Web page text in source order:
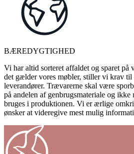
BÆREDYGTIGHED
Vi har altid sorteret affaldet og sparet på
det gælder vores møbler, stiller vi krav til
leverandører. Trævarerne skal være
på andelen af genbrugsmateriale og ikke
bruges i produktionen. Vi er ærlige
ønsker at videregive mest mulig